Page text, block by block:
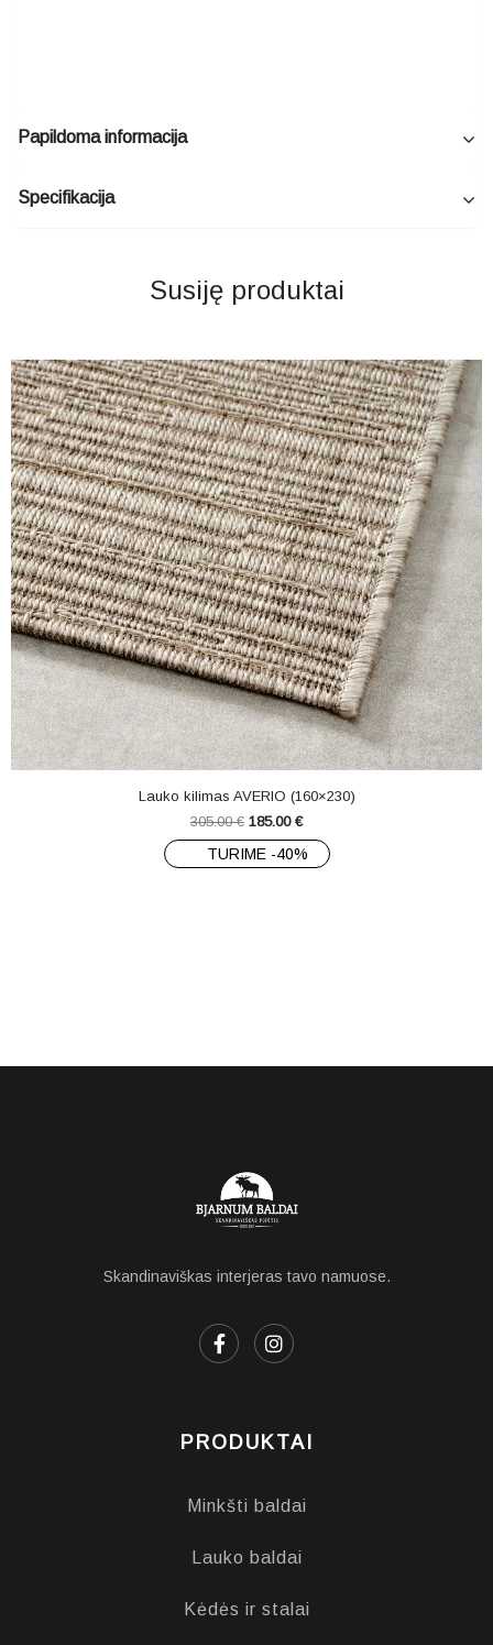
Papildoma informacija
Specifikacija
Susiję produktai
Lauko kilimas AVERIO (160×230)
305.00€ 185.00 €
TURIME -40%
Skandinaviškas interjeras tavo namuose.
PRODUKTAI
Minkšti baldai
Lauko baldai
Kėdės ir stalai